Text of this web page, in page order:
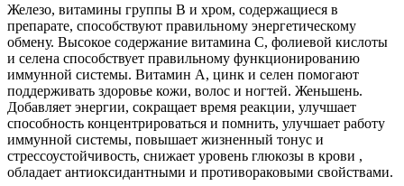
Железо, витамины группы В и хром, содержащиеся в
препарате, способствуют правильному энергетическому
обмену. Высокое содержание витамина С, фолиевой кислоты
и селена способствует правильному функционированию
иммунной системы. Витамин А, цинк и селен помогают
поддерживать здоровье кожи, волос и ногтей. Женьшень.
Добавляет энергии, сокращает время реакции, улучшает
способность концентрироваться и помнить, улучшает работу
иммунной системы, повышает жизненный тонус и
стрессоустойчивость, снижает уровень глюкозы в крови ,
обладает антиоксидантными и противораковыми свойствами.